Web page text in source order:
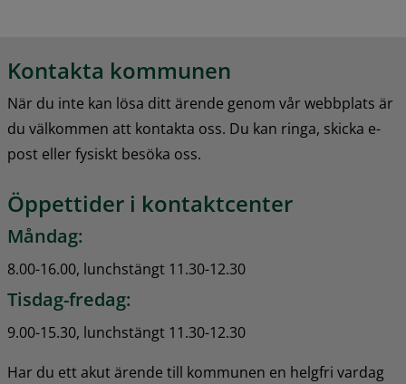
Kontakta kommunen
När du inte kan lösa ditt ärende genom vår webbplats är
du välkommen att kontakta oss. Du kan ringa, skicka e-
post eller fysiskt besöka oss.
Öppettider i kontaktcenter
Måndag:
8.00-16.00, lunchstängt 11.30-12.30
Tisdag-fredag:
9.00-15.30, lunchstängt 11.30-12.30
Har du ett akut ärende till kommunen en helgfri vardag